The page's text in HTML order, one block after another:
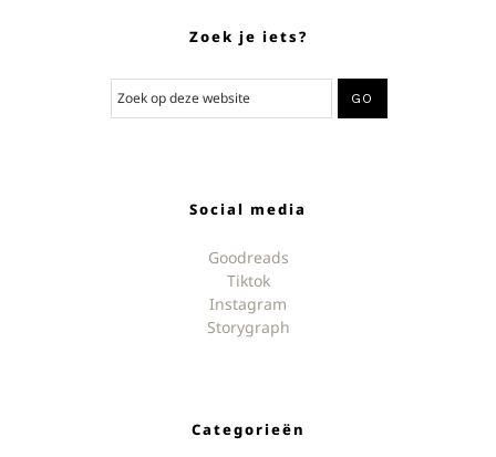
Zoek je iets?
Social media
Goodreads
Tiktok
Instagram
Storygraph
Categorieën